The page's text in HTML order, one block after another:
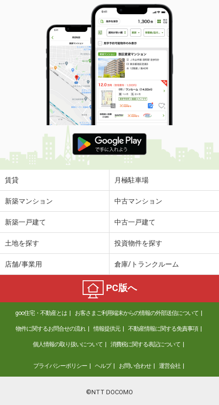
6.40万円
山口県下松市瑞穂町３丁目
専有面積 40.29m²
間取り
1LDK
山口県山口市矢原
価 格
4.10万円
住 所
山口県山口市矢原
専有面積 23.61m²
間取り
山口県岩国市南岩国町４
価 格
5.50万円
山口県柳井市山根
価 格
5.10万円
山口県柳井市山根
専有面積 26.5m²
ワンルーム
山口県下松市望町１丁目
住 所
山口県下松市望町１丁目
専有面積
69.18m²
山口県光市浅江７丁目
賃貸 月極駐車場
新築マンション 中古マンション
新築一戸建て 中古一戸建て
土地を探す 投資物件を探す
店舗/事業用 倉庫/トランクルーム
PC版へ
goo住宅・不動産とは お客さまご利用端末からの情報の外部送信について
物件に関するお問合せの流れ 情報提供元 不動産情報に関する免責事項
個人情報の取り扱いについて 消費税に関する表記について
プライバシーポリシー ヘルプ お問い合わせ 運営会社
©NTT DOCOMO